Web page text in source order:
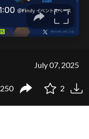
July 07, 2025
250 2